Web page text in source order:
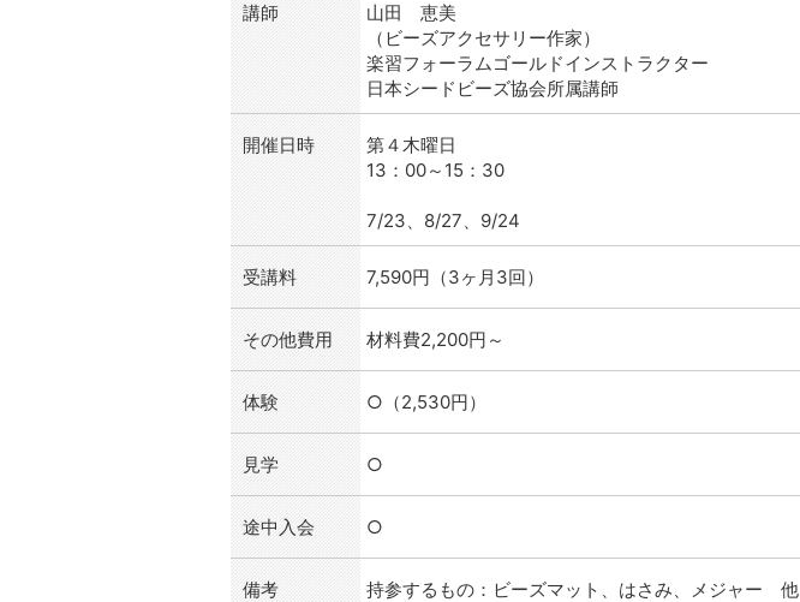
講師
山田 恵美
（ビーズアクセサリー作家）
楽習フォーラムゴールドインストラクター
日本シードビーズ協会所属講師
開催日時
第４木曜日
13：00～15：30
7/23、8/27、9/24
受講料 7,590円（3ヶ月3回）
その他費用 材料費2,200円～
体験 ○（2,530円）
見学 ○
途中入会 ○
備考 持参するもの：ビーズマット、はさみ、メジャー 他